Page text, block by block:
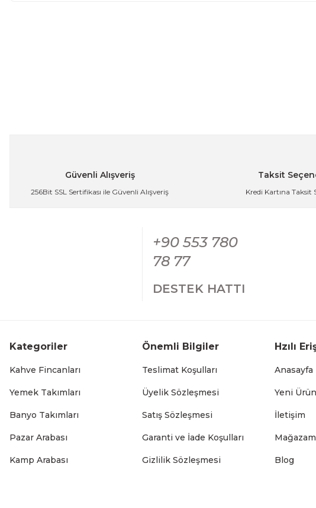
899,99 TL
787,50 TL
699,99 TL
Güvenli Alışveriş
256Bit SSL Sertifikası ile Güvenli Alışveriş
Taksit
Kredi Kartına Taksit
+90 553 780
78 77
DESTEK HATTI
Kategoriler
Kahve Fincanları
Yemek Takımları
Banyo Takımları
Pazar Arabası
Kamp Arabası
Önemli Bilgiler
Teslimat Koşulları
Üyelik Sözleşmesi
Satış Sözleşmesi
Garanti ve İade Koşulları
Gizlilik Sözleşmesi
Hzılı
Anasayfa
Yeni
İletişim
Blog